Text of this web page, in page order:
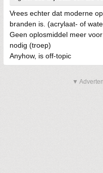
Vrees echter dat moderne
branden is. (acrylaat- of
Geen oplosmiddel meer
nodig (troep)
Anyhow, is off-topic
▼